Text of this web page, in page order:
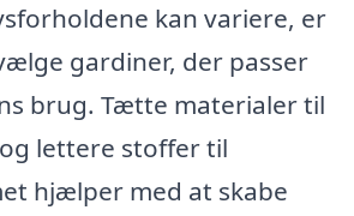
kan variere, er
gardiner, der passer
brug. Tætte materialer til
lettere stoffer til
hjælper med at skabe